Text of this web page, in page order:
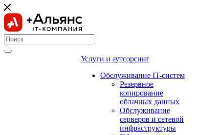
Услуги и аутсорсинг
Обслуживание IT-систем
Резервное
копирование
облачных данных
Обслуживание
серверов и сетевой
инфраструктуры